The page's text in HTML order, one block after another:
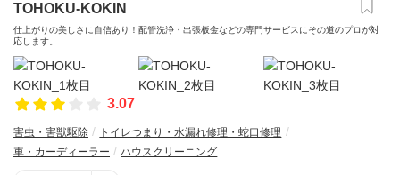
TOHOKU-KOKIN
仕上がりの美しさに自信あり！配管洗浄・出張板金などの専門サービスにその道のプロが対
応します。
3.07
害虫・害獣駆除
トイレつまり・水漏れ修理・蛇口修理
車・カーディーラー
ハウスクリーニング